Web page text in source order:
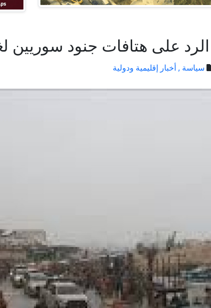
على هتافات جنود
سياسة , أخبار إقليمية ودولية